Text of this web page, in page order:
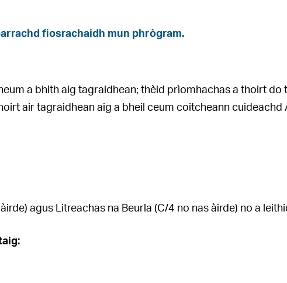
fiosrachaidh mun phrògram.
a bhith aig tagraidhean; thèid prìomhachas a thoirt do
air tagraidhean aig a bheil ceum coitcheann cuideachd
agus Litreachas na Beurla (C/4 no nas àirde) no a